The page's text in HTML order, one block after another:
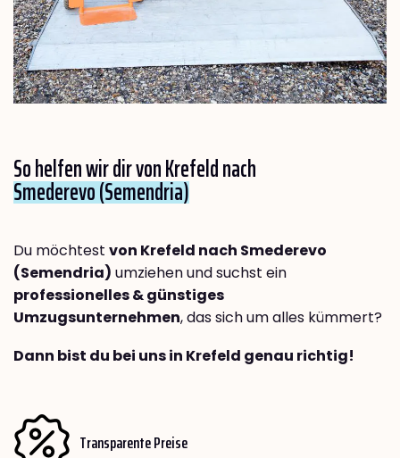
So helfen wir dir von Krefeld nach
Smederevo (Semendria)
Du möchtest von Krefeld nach Smederevo
(Semendria) umziehen und suchst ein
professionelles & günstiges
Umzugsunternehmen, das sich um alles kümmert?
Dann bist du bei uns in Krefeld genau richtig!
Transparente Preise